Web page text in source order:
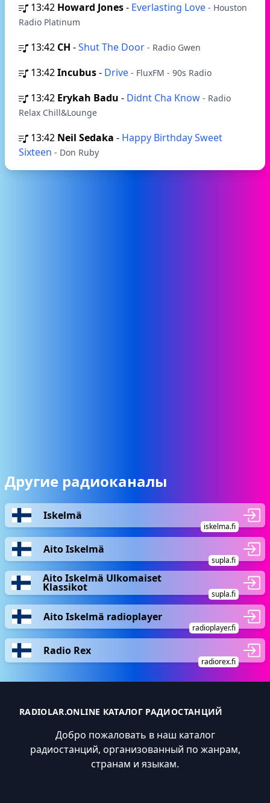
13:42 Howard Jones- Everlasting Love - Houston
Radio Platinum
13:42 CH -Shut The Door - Radio Gwen
13:42Incubus- Drive - FluxFM - 90s Radio
13:42 Erykah Badu - Didnt Cha Know - Radio
Relax Chill&Lounge
13:42 Neil Sedaka - Happy Birthday Sweet
Sixteen - Don Ruby
Другие радиоканалы
Iskelmä
iskelma.fi
Aito Iskelmä
supla.fi
Aito Iskelmä Ulkomaiset
Klassikot
supla.fi
Aito Iskelmä radioplayer
radioplayer.fi
Radio Rex
radiorex.fi
RADIOLAR.ONLINE КАТАЛОГ РАДИОСТАНЦИЙ
Добро пожаловать в наш каталог
радиостанций, организованный по жанрам,
странам и языкам.